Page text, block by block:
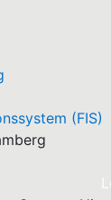
(FIS)